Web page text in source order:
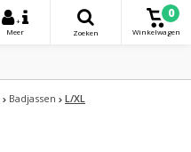
+
Meer
Zoeken
0
Winkelwagen
Badjassen L/XL